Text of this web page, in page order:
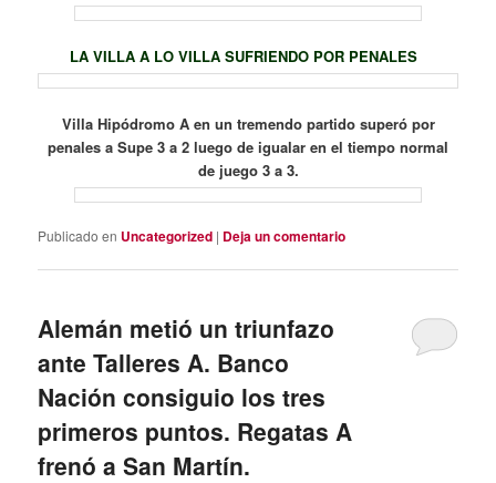
LA VILLA A LO VILLA SUFRIENDO POR PENALES
Villa Hipódromo A en un tremendo partido superó por
penales a Supe 3 a 2 luego de igualar en el tiempo normal
de juego 3 a 3.
Publicado en Uncategorized | Deja un comentario
Alemán metió un triunfazo
ante Talleres A. Banco
Nación consiguio los tres
primeros puntos. Regatas A
frenó a San Martín.